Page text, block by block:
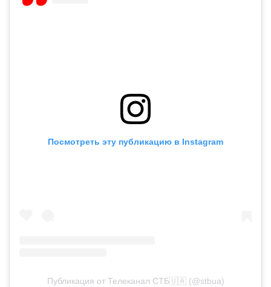
Посмотреть эту публикацию в Instagram
Публикация от Телеканал СТБ🇺🇦 (@stbua)